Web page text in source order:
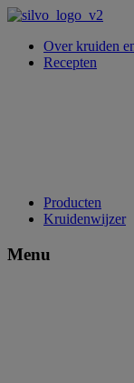
Over kruiden
Recepten
Producten
Kruidenwijzer
Menu